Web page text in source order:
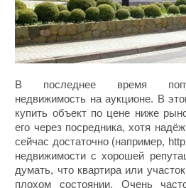
В последнее время
недвижимость на аукционе. В
купить объект по цене ниже
его через посредника, хотя
сейчас достаточно (например,
недвижимости с хорошей
думать, что квартира или
плохом состоянии. Очень